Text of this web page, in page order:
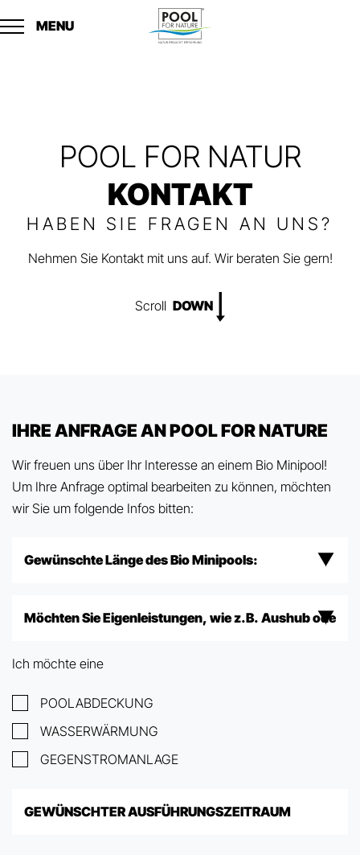
POOL FOR NATUR
KONTAKT
HABEN SIE FRAGEN AN UNS?
Nehmen Sie Kontakt mit uns auf. Wir beraten Sie gern!
Scroll DOWN
IHRE ANFRAGE AN POOL FOR NATURE
Wir freuen uns über Ihr Interesse an einem Bio Minipool!
Um Ihre Anfrage optimal bearbeiten zu können, möchten
wir Sie um folgende Infos bitten:
Ich möchte eine
POOLABDECKUNG
WASSERWÄRMUNG
GEGENSTROMANLAGE
MENU